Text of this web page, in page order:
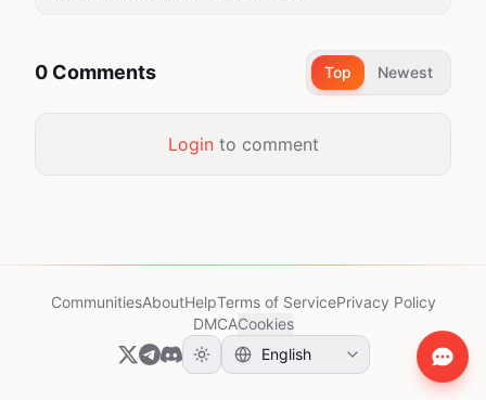
0 Comments Top Newest
Loginto comment
CommunitiesAboutHelpTerms of ServicePrivacy Policy
DMCACookies